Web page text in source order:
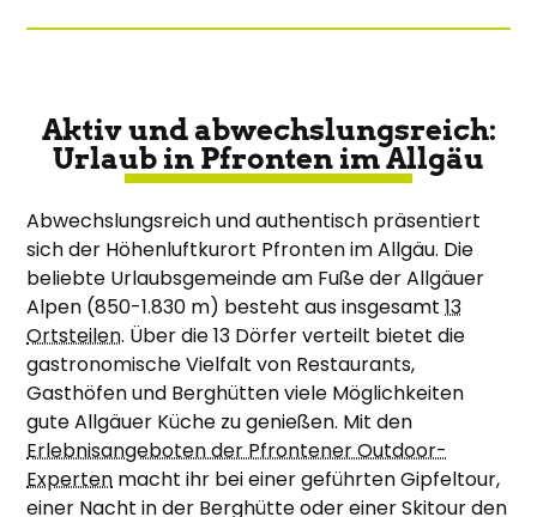
Aktiv und abwechslungsreich:
Urlaub in Pfronten im Allgäu
Abwechslungsreich und authentisch präsentiert
sich der Höhenluftkurort Pfronten im Allgäu. Die
beliebte Urlaubsgemeinde am Fuße der Allgäuer
Alpen (850-1.830 m) besteht aus insgesamt13
Ortsteilen. Über die 13 Dörfer verteilt bietet die
gastronomische Vielfalt von Restaurants,
Gasthöfen und Berghütten viele Möglichkeiten
gute Allgäuer Küche zu genießen. Mit den
Erlebnisangeboten der Pfrontener Outdoor-
Experten macht ihr bei einer geführten Gipfeltour,
einer Nacht in der Berghütte oder einer Skitour den